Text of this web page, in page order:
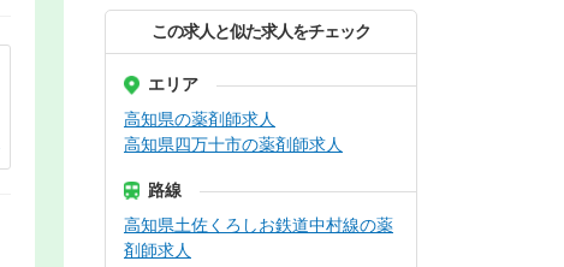
この求人と似た求人をチェック
エリア
高知県の薬剤師求人
高知県四万十市の薬剤師求人
路線
高知県土佐くろしお鉄道中村線の薬
剤師求人